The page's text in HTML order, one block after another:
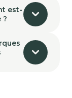
est-
?